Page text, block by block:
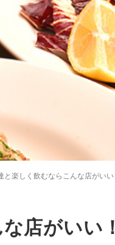
と楽しく飲むならこんな店がい
店がいい